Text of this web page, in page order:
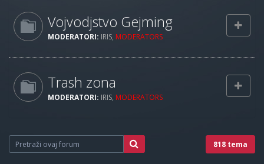
Vojvodjstvo Gejming
MODERATORI: IRIS, MODERATORS
Trash zona
MODERATORI: IRIS, MODERATORS
818 tema